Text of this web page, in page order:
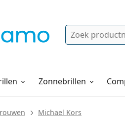
Zoek
Zonnebrillen
Michael Kors